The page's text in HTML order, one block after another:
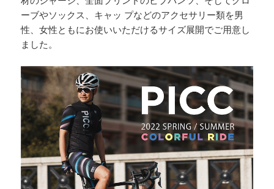
ーブやソックス、キャッ プなどのアクセサリー類を男
性、女性ともにお使いいただけるサイズ展開でご用意し
ました。